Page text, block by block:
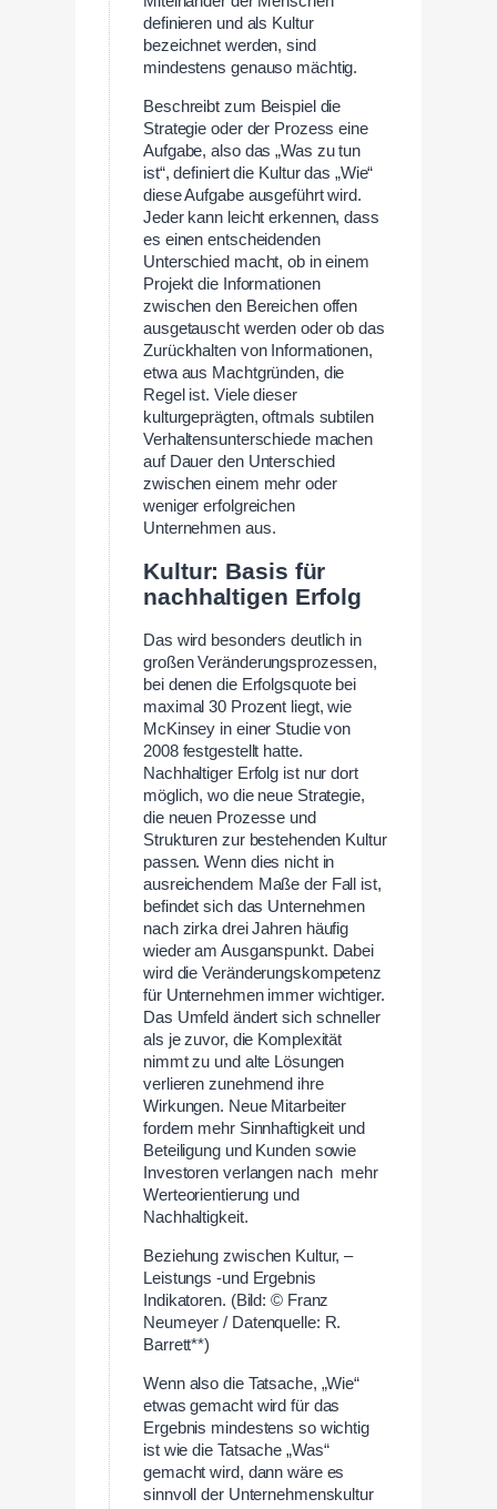
definieren und als Kultur
bezeichnet werden, sind
mindestens genauso mächtig.
Beschreibt zum Beispiel die
Strategie oder der Prozess eine
Aufgabe, also das „Was zu tun
ist“, definiert die Kultur das „Wie“
diese Aufgabe ausgeführt wird.
Jeder kann leicht erkennen, dass
es einen entscheidenden
Unterschied macht, ob in einem
Projekt die Informationen
zwischen den Bereichen offen
ausgetauscht werden oder ob das
Zurückhalten von Informationen,
etwa aus Machtgründen, die
Regel ist. Viele dieser
kulturgeprägten, oftmals subtilen
Verhaltensunterschiede machen
auf Dauer den Unterschied
zwischen einem mehr oder
weniger erfolgreichen
Unternehmen aus.
Kultur: Basis für
nachhaltigen Erfolg
Das wird besonders deutlich in
großen Veränderungsprozessen,
bei denen die Erfolgsquote bei
maximal 30 Prozent liegt, wie
McKinsey in einer Studie von
2008 festgestellt hatte.
Nachhaltiger Erfolg ist nur dort
möglich, wo die neue Strategie,
die neuen Prozesse und
Strukturen zur bestehenden Kultur
passen. Wenn dies nicht in
ausreichendem Maße der Fall ist,
befindet sich das Unternehmen
nach zirka drei Jahren häufig
wieder am Ausganspunkt. Dabei
wird die Veränderungskompetenz
für Unternehmen immer wichtiger.
Das Umfeld ändert sich schneller
als je zuvor, die Komplexität
nimmt zu und alte Lösungen
verlieren zunehmend ihre
Wirkungen. Neue Mitarbeiter
fordern mehr Sinnhaftigkeit und
Beteiligung und Kunden sowie
Investoren verlangen nach mehr
Werteorientierung und
Nachhaltigkeit.
Beziehung zwischen Kultur, –
Leistungs -und Ergebnis
Indikatoren. (Bild: © Franz
Neumeyer / Datenquelle: R.
Barrett**)
Wenn also die Tatsache, „Wie“
etwas gemacht wird für das
Ergebnis mindestens so wichtig
ist wie die Tatsache „Was“
gemacht wird, dann wäre es
sinnvoll der Unternehmenskultur